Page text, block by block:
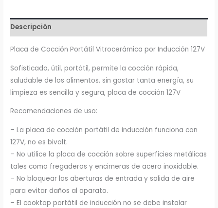
Boca
Tramontina
Slim
cantidad
Descripción
Placa de Cocción Portátil Vitrocerámica por Inducción 127V
Sofisticado, útil, portátil, permite la cocción rápida,
saludable de los alimentos, sin gastar tanta energía, su
limpieza es sencilla y segura, placa de cocción 127V
Recomendaciones de uso:
– La placa de cocción portátil de inducción funciona con
127V, no es bivolt.
– No utilice la placa de cocción sobre superficies metálicas
tales como fregaderos y encimeras de acero inoxidable.
– No bloquear las aberturas de entrada y salida de aire
para evitar daños al aparato.
– El cooktop portátil de inducción no se debe instalar